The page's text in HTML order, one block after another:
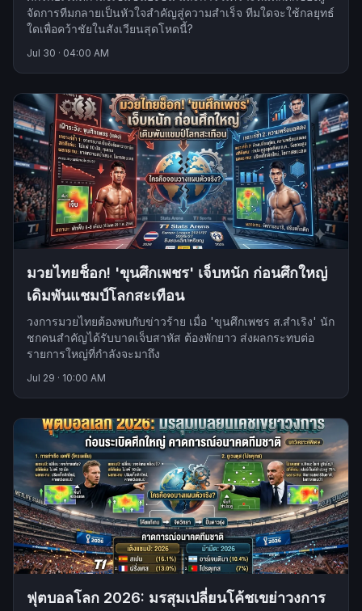
จัดการทีมกลายเป็นหัวใจสำคัญสู่ความสำเร็จ ทีมใดจะใช้กลยุทธ์
ใดเพื่อคว้าชัยในสังเวียนสุดโหดนี้?
Jul 30 · 04:00 AM
มวยไทยช็อก! 'ขุนศึกเพชร' เจ็บหนัก ก่อนศึกใหญ่
เดิมพันแชมป์โลกสะเทือน
วงการมวยไทยต้องพบกับข่าวร้าย เมื่อ 'ขุนศึกเพชร ส.สำเริง' นัก
ชกคนสำคัญได้รับบาดเจ็บสาหัส ต้องพักยาว ส่งผลกระทบต่อ
รายการใหญ่ที่กำลังจะมาถึง
Jul 29 · 10:00 AM
ฟุตบอลโลก 2026: มรสุมเปลี่ยนโค้ชเขย่าวงการ